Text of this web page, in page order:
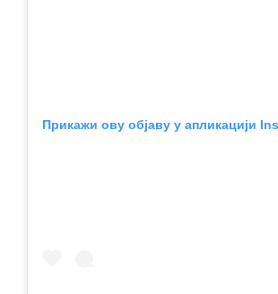
Прикажи ову објаву у апликацији